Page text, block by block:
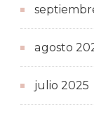
agosto
julio 2025